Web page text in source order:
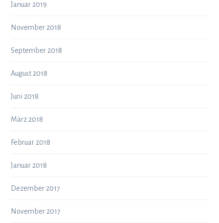
Januar 2019
November 2018
September 2018
August 2018
Juni 2018
März 2018
Februar 2018
Januar 2018
Dezember 2017
November 2017